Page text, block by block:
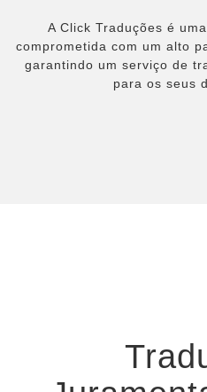
A Click Traduções é
comprometida com um alto
garantindo um serviço de
para os seus